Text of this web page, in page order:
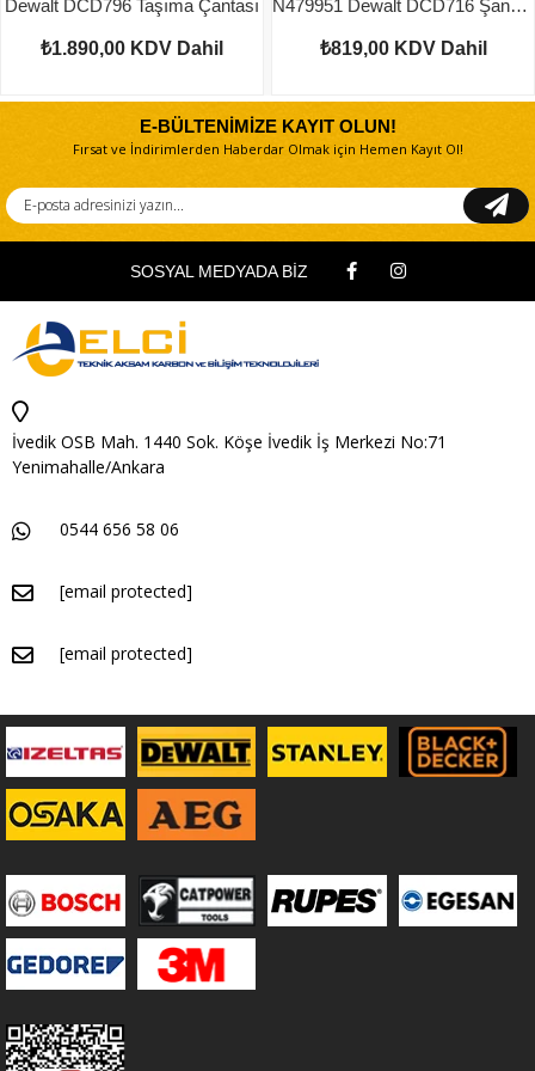
Dewalt DCD796 Taşıma Çantası
₺1.890,00 KDV Dahil
N479951 Dewalt DCD716 Şanzuman
₺819,00 KDV Dahil
E-BÜLTENİMİZE KAYIT OLUN!
Fırsat ve İndirimlerden Haberdar Olmak için Hemen Kayıt Ol!
SOSYAL MEDYADA BİZ
İvedik OSB Mah. 1440 Sok. Köşe İvedik İş Merkezi No:71
Yenimahalle/Ankara
0544 656 58 06
[email protected]
[email protected]